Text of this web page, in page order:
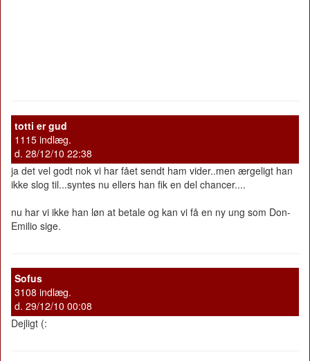
totti er gud
1115 indlæg.
d. 28/12/10 22:38
ja det vel godt nok vi har fået sendt ham vider..men ærgeligt han
ikke slog til...syntes nu ellers han fik en del chancer....
nu har vi ikke han løn at betale og kan vi få en ny ung som Don-
Emilio sige.
Sofus
3108 indlæg.
d. 29/12/10 00:08
Dejligt (: